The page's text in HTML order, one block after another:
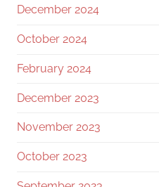
December 2024
October 2024
February 2024
December 2023
November 2023
October 2023